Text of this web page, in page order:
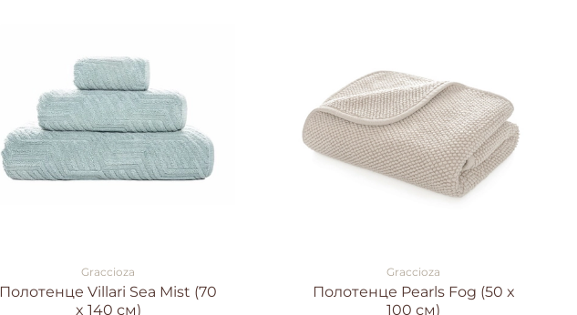
Graccioza
Полотенце Villari Sea Mist (70
x 140 см)
Graccioza
Полотенце Pearls Fog (50 x
100 см)